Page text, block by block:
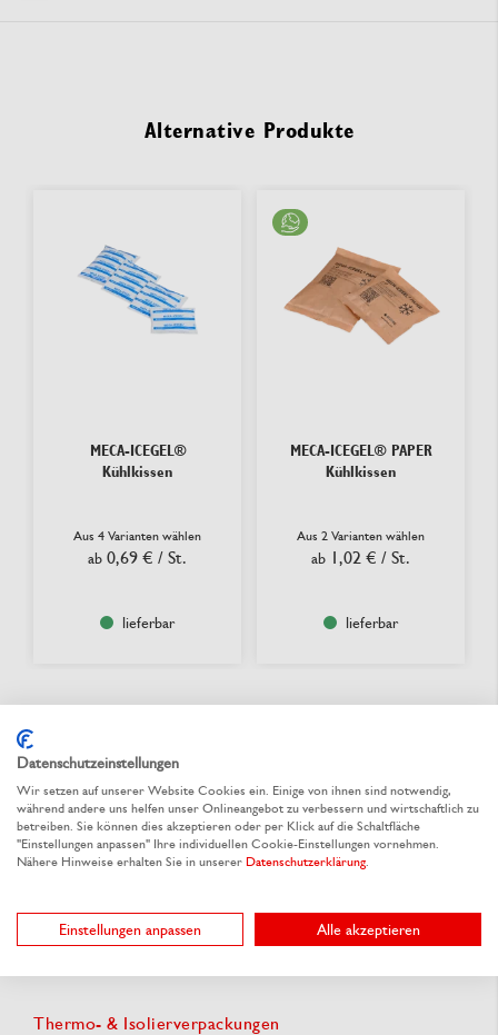
Alternative Produkte
MECA-ICEGEL®
Kühlkissen
Aus 4 Varianten wählen
ab 0,69 € / St.
lieferbar
MECA-ICEGEL® PAPER
Kühlkissen
Aus 2 Varianten wählen
ab 1,02 € / St.
lieferbar
Streetfood & Imbiss Verpackungen
Versandverpackungen
Thermo- & Isolierverpackungen
Datenschutzeinstellungen
Wir setzen auf unserer Website Cookies ein. Einige von ihnen sind notwendig,
während andere uns helfen unser Onlineangebot zu verbessern und wirtschaftlich zu
betreiben. Sie können dies akzeptieren oder per Klick auf die Schaltfläche
"Einstellungen anpassen" Ihre individuellen Cookie-Einstellungen vornehmen.
Nähere Hinweise erhalten Sie in unserer Datenschutzerklärung
Einstellungen anpassen Alle akzeptieren